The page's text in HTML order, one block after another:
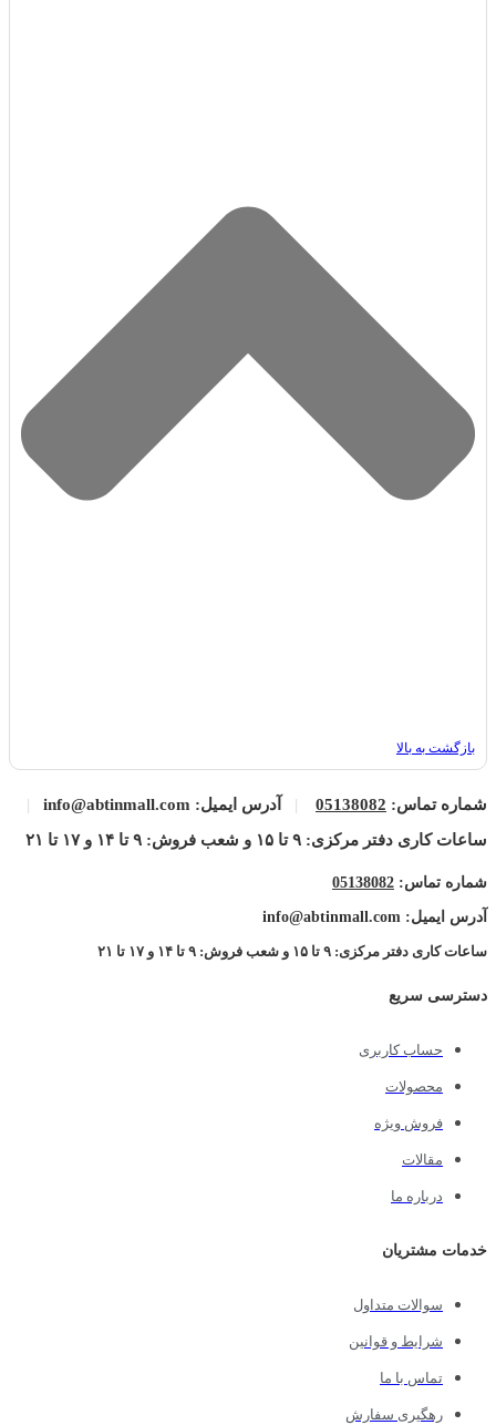
بازگشت به بالا
شماره تماس: 05138082
| آدرس ایمیل: info@abtinmall.com
|
ساعات کاری دفتر مرکزی: ۹ تا ۱۵ و شعب فروش: ۹ تا ۱۴ و ۱۷ تا ۲۱
شماره تماس: 05138082
آدرس ایمیل: info@abtinmall.com
ساعات کاری دفتر مرکزی: ۹ تا ۱۵ و شعب فروش: ۹ تا ۱۴ و ۱۷ تا ۲۱
دسترسی سریع
حساب کاربری
محصولات
فروش ویژه
مقالات
درباره ما
خدمات مشتریان
سوالات متداول
شرایط و قوانین
تماس با ما
رهگیری سفارش